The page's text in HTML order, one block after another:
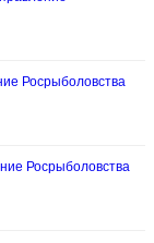
Росрыболовства
Росрыболовства